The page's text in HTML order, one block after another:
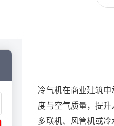
冷气机在商业建筑
度与空气质量，提
多联机、风管机或冷